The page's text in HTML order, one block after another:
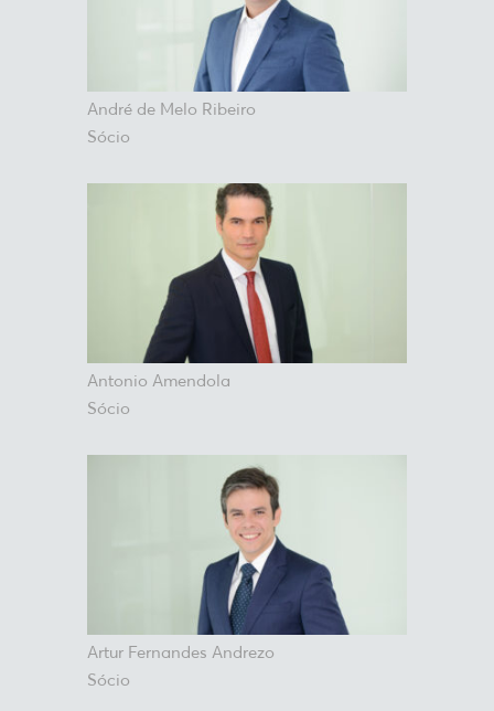
André de Melo Ribeiro
Sócio
Antonio Amendola
Sócio
Artur Fernandes Andrezo
Sócio